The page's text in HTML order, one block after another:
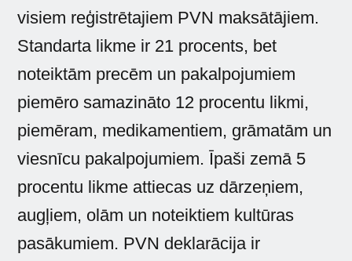
visiem reģistrētajiem PVN maksātājiem.
Standarta likme ir 21 procents, bet
noteiktām precēm un pakalpojumiem
piemēro samazināto 12 procentu likmi,
piemēram, medikamentiem, grāmatām un
viesnīcu pakalpojumiem. Īpaši zemā 5
procentu likme attiecas uz dārzeņiem,
augļiem, olām un noteiktiem kultūras
pasākumiem. PVN deklarācija ir